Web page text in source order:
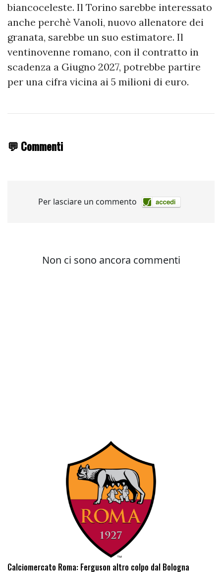
biancoceleste. Il Torino sarebbe interessato
anche perchè Vanoli, nuovo allenatore dei
granata, sarebbe un suo estimatore. Il
ventinovenne romano, con il contratto in
scadenza a Giugno 2027, potrebbe partire
per una cifra vicina ai 5 milioni di euro.
💬 Commenti
Calciomercato Roma: Ferguson altro colpo dal Bologna